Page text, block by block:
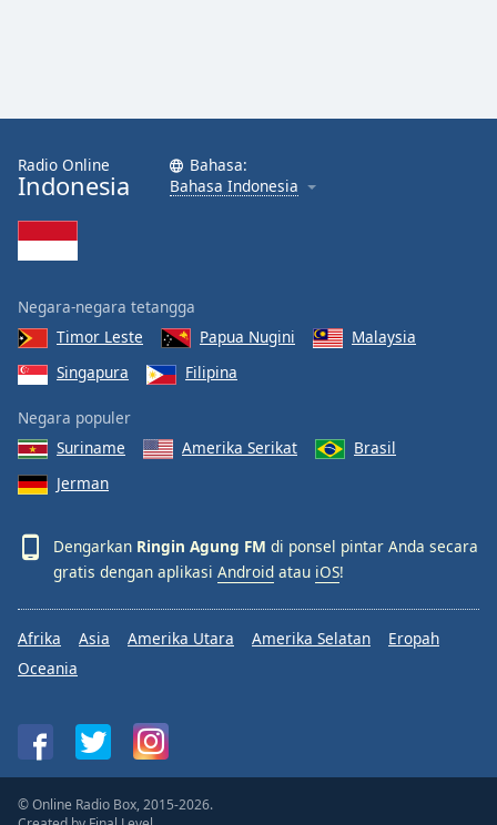
Radio Online
Indonesia
Bahasa:
Bahasa Indonesia
Negara-negara tetangga
Timor Leste
Papua Nugini
Malaysia
Singapura
Filipina
Negara populer
Suriname
Amerika Serikat
Brasil
Jerman
Dengarkan Ringin Agung FM di ponsel pintar Anda secara
gratis dengan aplikasi Android atau iOS!
Afrika Asia Amerika Utara Amerika Selatan
Eropah
Oceania
© Online Radio Box, 2015-2026.